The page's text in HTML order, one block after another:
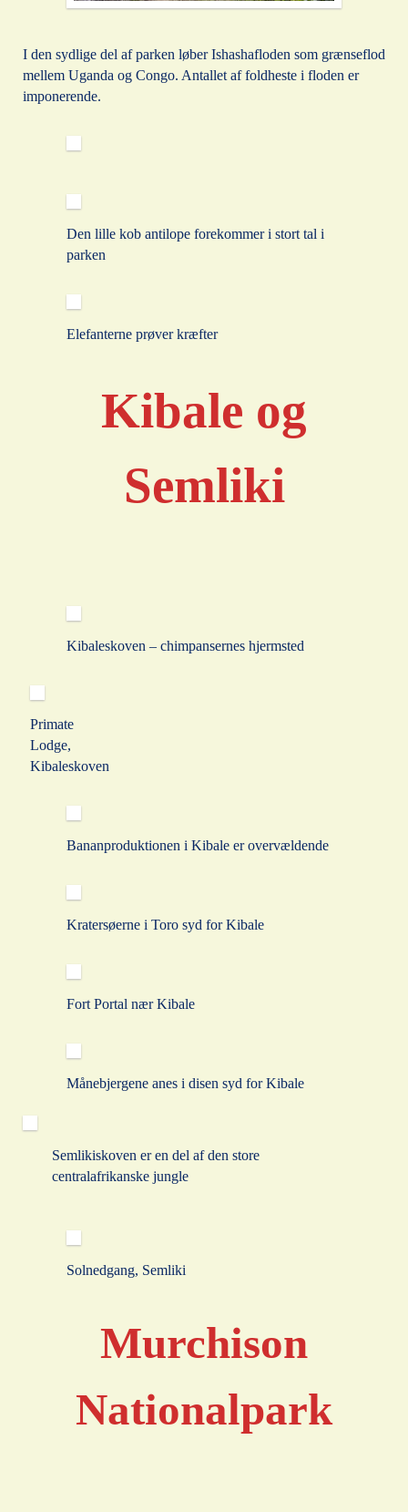
I den sydlige del af parken løber Ishashafloden som grænseflod
mellem Uganda og Congo. Antallet af foldheste i floden er
imponerende.
Den lille kob antilope forekommer i stort tal i
parken
Elefanterne prøver kræfter
Kibale og
Semliki
Kibaleskoven – chimpansernes hjermsted
Primate
Lodge,
Kibaleskoven
Bananproduktionen i Kibale er overvældende
Kratersøerne i Toro syd for Kibale
Fort Portal nær Kibale
Månebjergene anes i disen syd for Kibale
Semlikiskoven er en del af den store
centralafrikanske jungle
Solnedgang, Semliki
Murchison
Nationalpark